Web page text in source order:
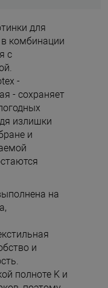
для
комбинации
с
-
- сохраняет
излишки
и
на
и
полноте K и